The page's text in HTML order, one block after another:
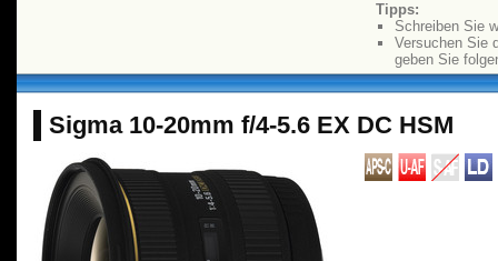
Tipps:
Schreiben Sie
Versuchen Sie
geben Sie
Sigma 10-20mm f/4-5.6 EX DC HSM